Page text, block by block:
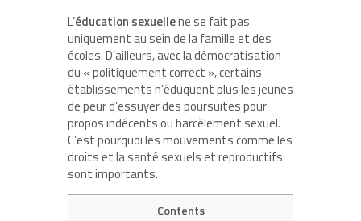
L’éducation sexuellene se fait pas
uniquement au sein de la famille et des
écoles. D’ailleurs, avec la démocratisation
du « politiquement correct », certains
établissements n’éduquent plus les jeunes
de peur d’essuyer des poursuites pour
propos indécents ou harcèlement sexuel.
C’est pourquoi les mouvements comme les
droits et la santé sexuels et reproductifs
sont importants.
Contents